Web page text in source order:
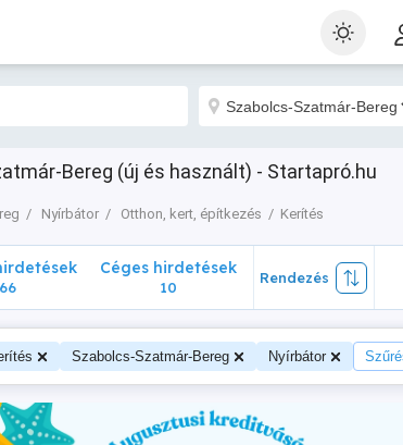
Bereg (új és használt) - Startapró.hu
Nyírbátor Otthon, kert, építkezés Kerítés
66
Céges hirdetések
10
Rendezés
Szabolcs-Szatmár-Bereg Nyírbátor